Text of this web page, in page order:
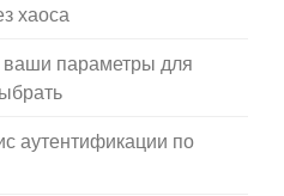
хаоса
ваши параметры для
аутентификации по